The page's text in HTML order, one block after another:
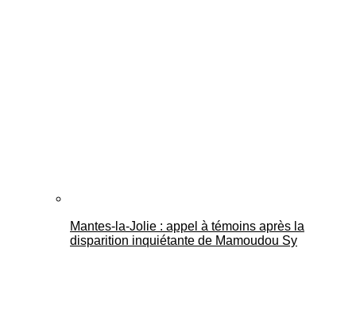
Mantes-la-Jolie : appel à témoins après la
disparition inquiétante de Mamoudou Sy